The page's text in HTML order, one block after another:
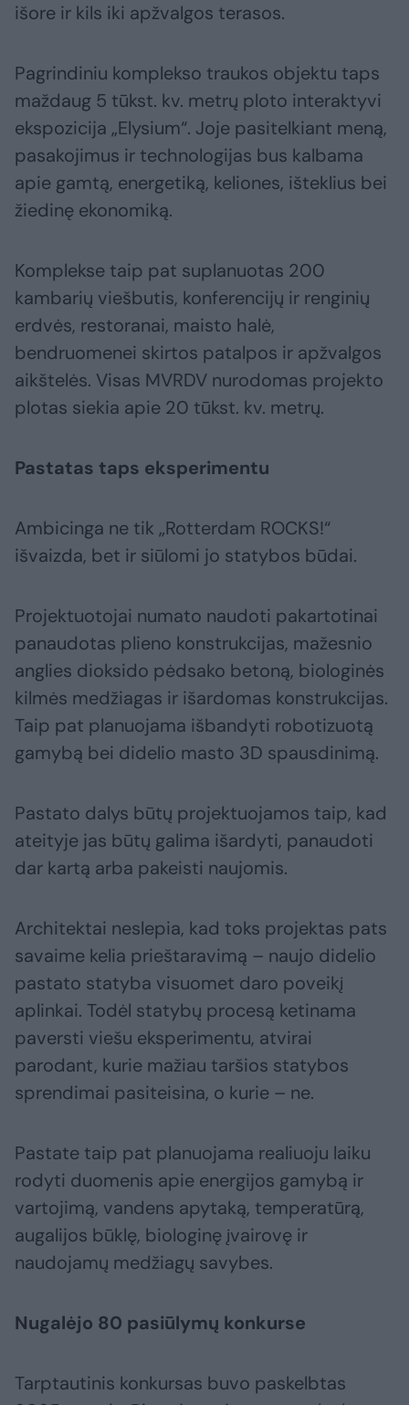
išore ir kils iki apžvalgos terasos.
Pagrindiniu komplekso traukos objektu taps
maždaug 5 tūkst. kv. metrų ploto interaktyvi
ekspozicija „Elysium“. Joje pasitelkiant meną,
pasakojimus ir technologijas bus kalbama
apie gamtą, energetiką, keliones, išteklius bei
žiedinę ekonomiką.
Komplekse taip pat suplanuotas 200
kambarių viešbutis, konferencijų ir renginių
erdvės, restoranai, maisto halė,
bendruomenei skirtos patalpos ir apžvalgos
aikštelės. Visas MVRDV nurodomas projekto
plotas siekia apie 20 tūkst. kv. metrų.
Pastatas taps eksperimentu
Ambicinga ne tik „Rotterdam ROCKS!“
išvaizda, bet ir siūlomi jo statybos būdai.
Projektuotojai numato naudoti pakartotinai
panaudotas plieno konstrukcijas, mažesnio
anglies dioksido pėdsako betoną, biologinės
kilmės medžiagas ir išardomas konstrukcijas.
Taip pat planuojama išbandyti robotizuotą
gamybą bei didelio masto 3D spausdinimą.
Pastato dalys būtų projektuojamos taip, kad
ateityje jas būtų galima išardyti, panaudoti
dar kartą arba pakeisti naujomis.
Architektai neslepia, kad toks projektas pats
savaime kelia prieštaravimą – naujo didelio
pastato statyba visuomet daro poveikį
aplinkai. Todėl statybų procesą ketinama
paversti viešu eksperimentu, atvirai
parodant, kurie mažiau taršios statybos
sprendimai pasiteisina, o kurie – ne.
Pastate taip pat planuojama realiuoju laiku
rodyti duomenis apie energijos gamybą ir
vartojimą, vandens apytaką, temperatūrą,
augalijos būklę, biologinę įvairovę ir
naudojamų medžiagų savybes.
Nugalėjo 80 pasiūlymų konkurse
Tarptautinis konkursas buvo paskelbtas